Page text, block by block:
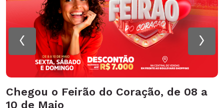
Chegou o Feirão do Coração, de 08 a
10 de Maio
‹ ›